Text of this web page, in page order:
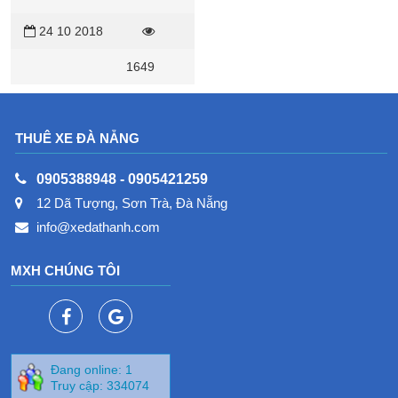
toàn bộ các thông tin
báo cáo nội dung tiếp
24 10 2018
1649
THUÊ XE ĐÀ NẴNG
0905388948 - 0905421259
12 Dã Tượng, Sơn Trà, Đà Nẵng
info@xedathanh.com
MXH CHÚNG TÔI
Đang online: 1
Truy cập: 334074